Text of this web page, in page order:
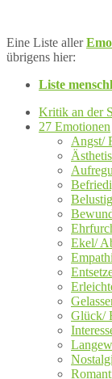
Eine Liste aller
übrigens hier:
Liste
Kritik an der
27 Emotionen
Angst/
Ekel/
Glück/